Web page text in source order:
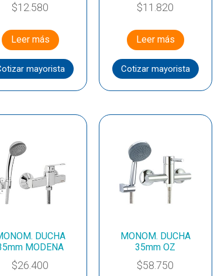
$12.580
Leer más
mayorista
$11.820
Leer más
Cotizar mayorista
DUCHA
MODENA
$26.400
MONOM. DUCHA
35mm OZ
$58.750